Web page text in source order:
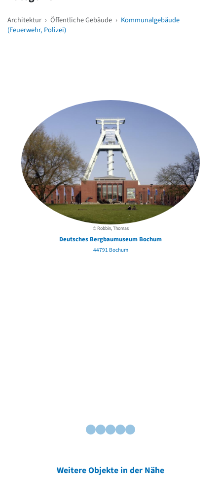
Architektur › Öffentliche Gebäude › Kommunalgebäude
(Feuerwehr, Polizei)
© Robbin, Thomas
Deutsches Bergbaumuseum Bochum
44791 Bochum
Weitere Objekte in der Nähe